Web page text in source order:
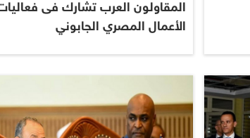
المقاولون العرب تشارك فى
الأعمال المصري الجابوني